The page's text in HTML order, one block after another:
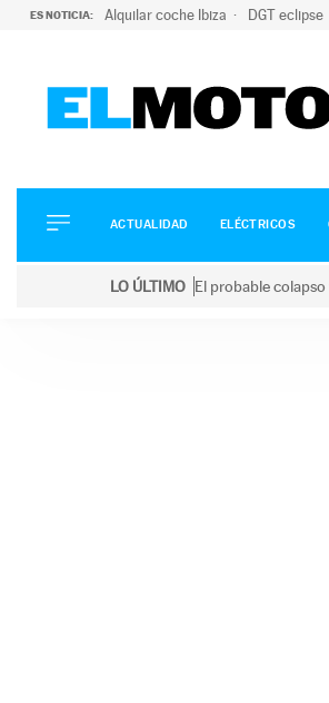
ES NOTICIA: Alquilar coche Ibiza DGT eclipse
ELÉCTRICOS
CONDUCIR
ACTUALIDAD ELÉCTRICOS
LO ÚLTIMO El probable